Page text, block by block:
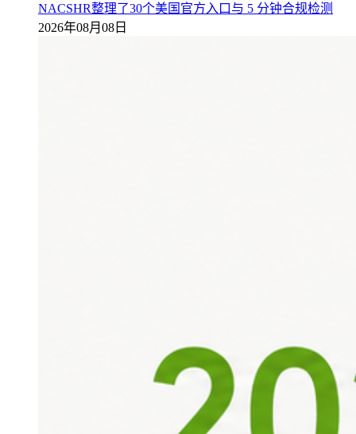
NACSHR整理了30个美国官方入口与 5 分钟合规检测
2026年08月08日